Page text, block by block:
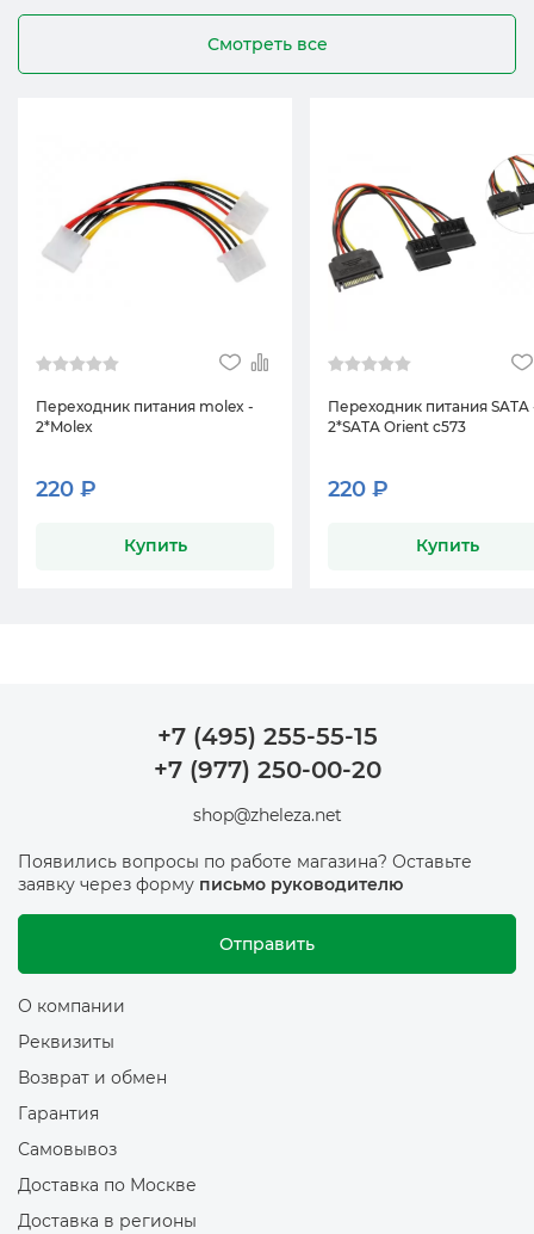
Смотреть все
Переходник питания molex -
2*Molex
220 ₽
Купить
Переходник питания SATA
2*SATA Orient c573
220 ₽
Купить
+7 (495) 255-55-15
+7 (977) 250-00-20
shop@zheleza.net
Появились вопросы по работе магазина? Оставьте
заявку через форму письмо руководителю
Отправить
О компании
Реквизиты
Возврат и обмен
Гарантия
Самовывоз
Доставка по Москве
Доставка в регионы